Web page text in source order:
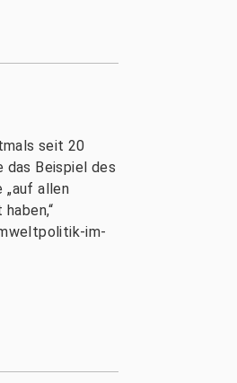
seit 20
das Beispiel des
allen
im-